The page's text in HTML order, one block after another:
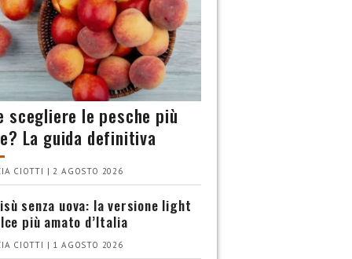
scegliere le pesche più
La guida definitiva
CIOTTI | 2 AGOSTO 2026
senza uova: la versione light
più amato d’Italia
CIOTTI | 1 AGOSTO 2026